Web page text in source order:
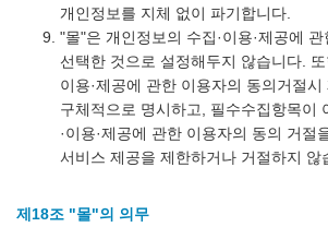
개인정보를 지체 없이 파기합니다.
"몰"은 개인정보의 수집·이용·제공에
선택한 것으로 설정해두지 않습니다.
이용·제공에 관한 이용자의 동의거절
구체적으로 명시하고, 필수수집항목이
·이용·제공에 관한 이용자의 동의 거절
서비스 제공을 제한하거나 거절하지 않
제18조 "몰"의 의무